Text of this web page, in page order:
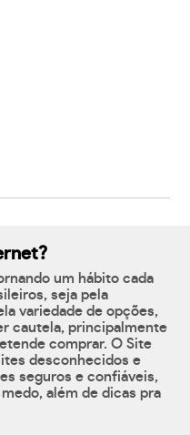
um hábito cada
seja pela
variedade de opções,
cautela, principalmente
comprar. O Site
desconhecidos e
seguros e confiáveis,
além de dicas pra